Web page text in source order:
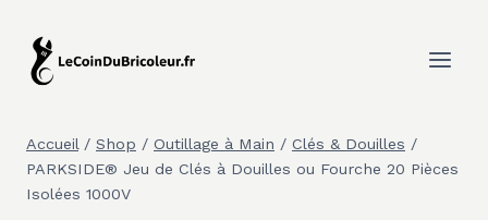
contenu
Accueil / Shop / Outillage à Main / Clés & Douilles /
PARKSIDE® Jeu de Clés à Douilles ou Fourche 20 Pièces
Isolées 1000V